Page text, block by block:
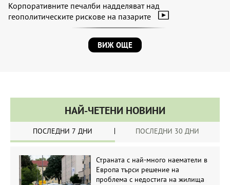
Корпоративните печалби надделяват над
геополитическите рискове на пазарите
ВИЖ ОЩЕ
НАЙ-ЧЕТЕНИ НОВИНИ
ПОСЛЕДНИ 7 ДНИ ПОСЛЕДНИ 30 ДНИ
Страната с най-много наематели в
Европа търси решение на
проблема с недостига на жилища